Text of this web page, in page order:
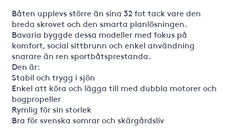
Båten upplevs större än sina 32 fot tack vare den
breda skrovet och den smarta planlösningen.
Bavaria byggde dessa modeller med fokus på
komfort, social sittbrunn och enkel användning
snarare än ren sportbåtsprestanda.
Den är:
Stabil och trygg i sjön
Enkel att köra och lägga till med dubbla motorer och
bogpropeller
Rymlig för sin storlek
Bra för svenska somrar och skärgårdsliv